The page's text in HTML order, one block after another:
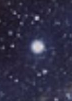
УСЛУГИ